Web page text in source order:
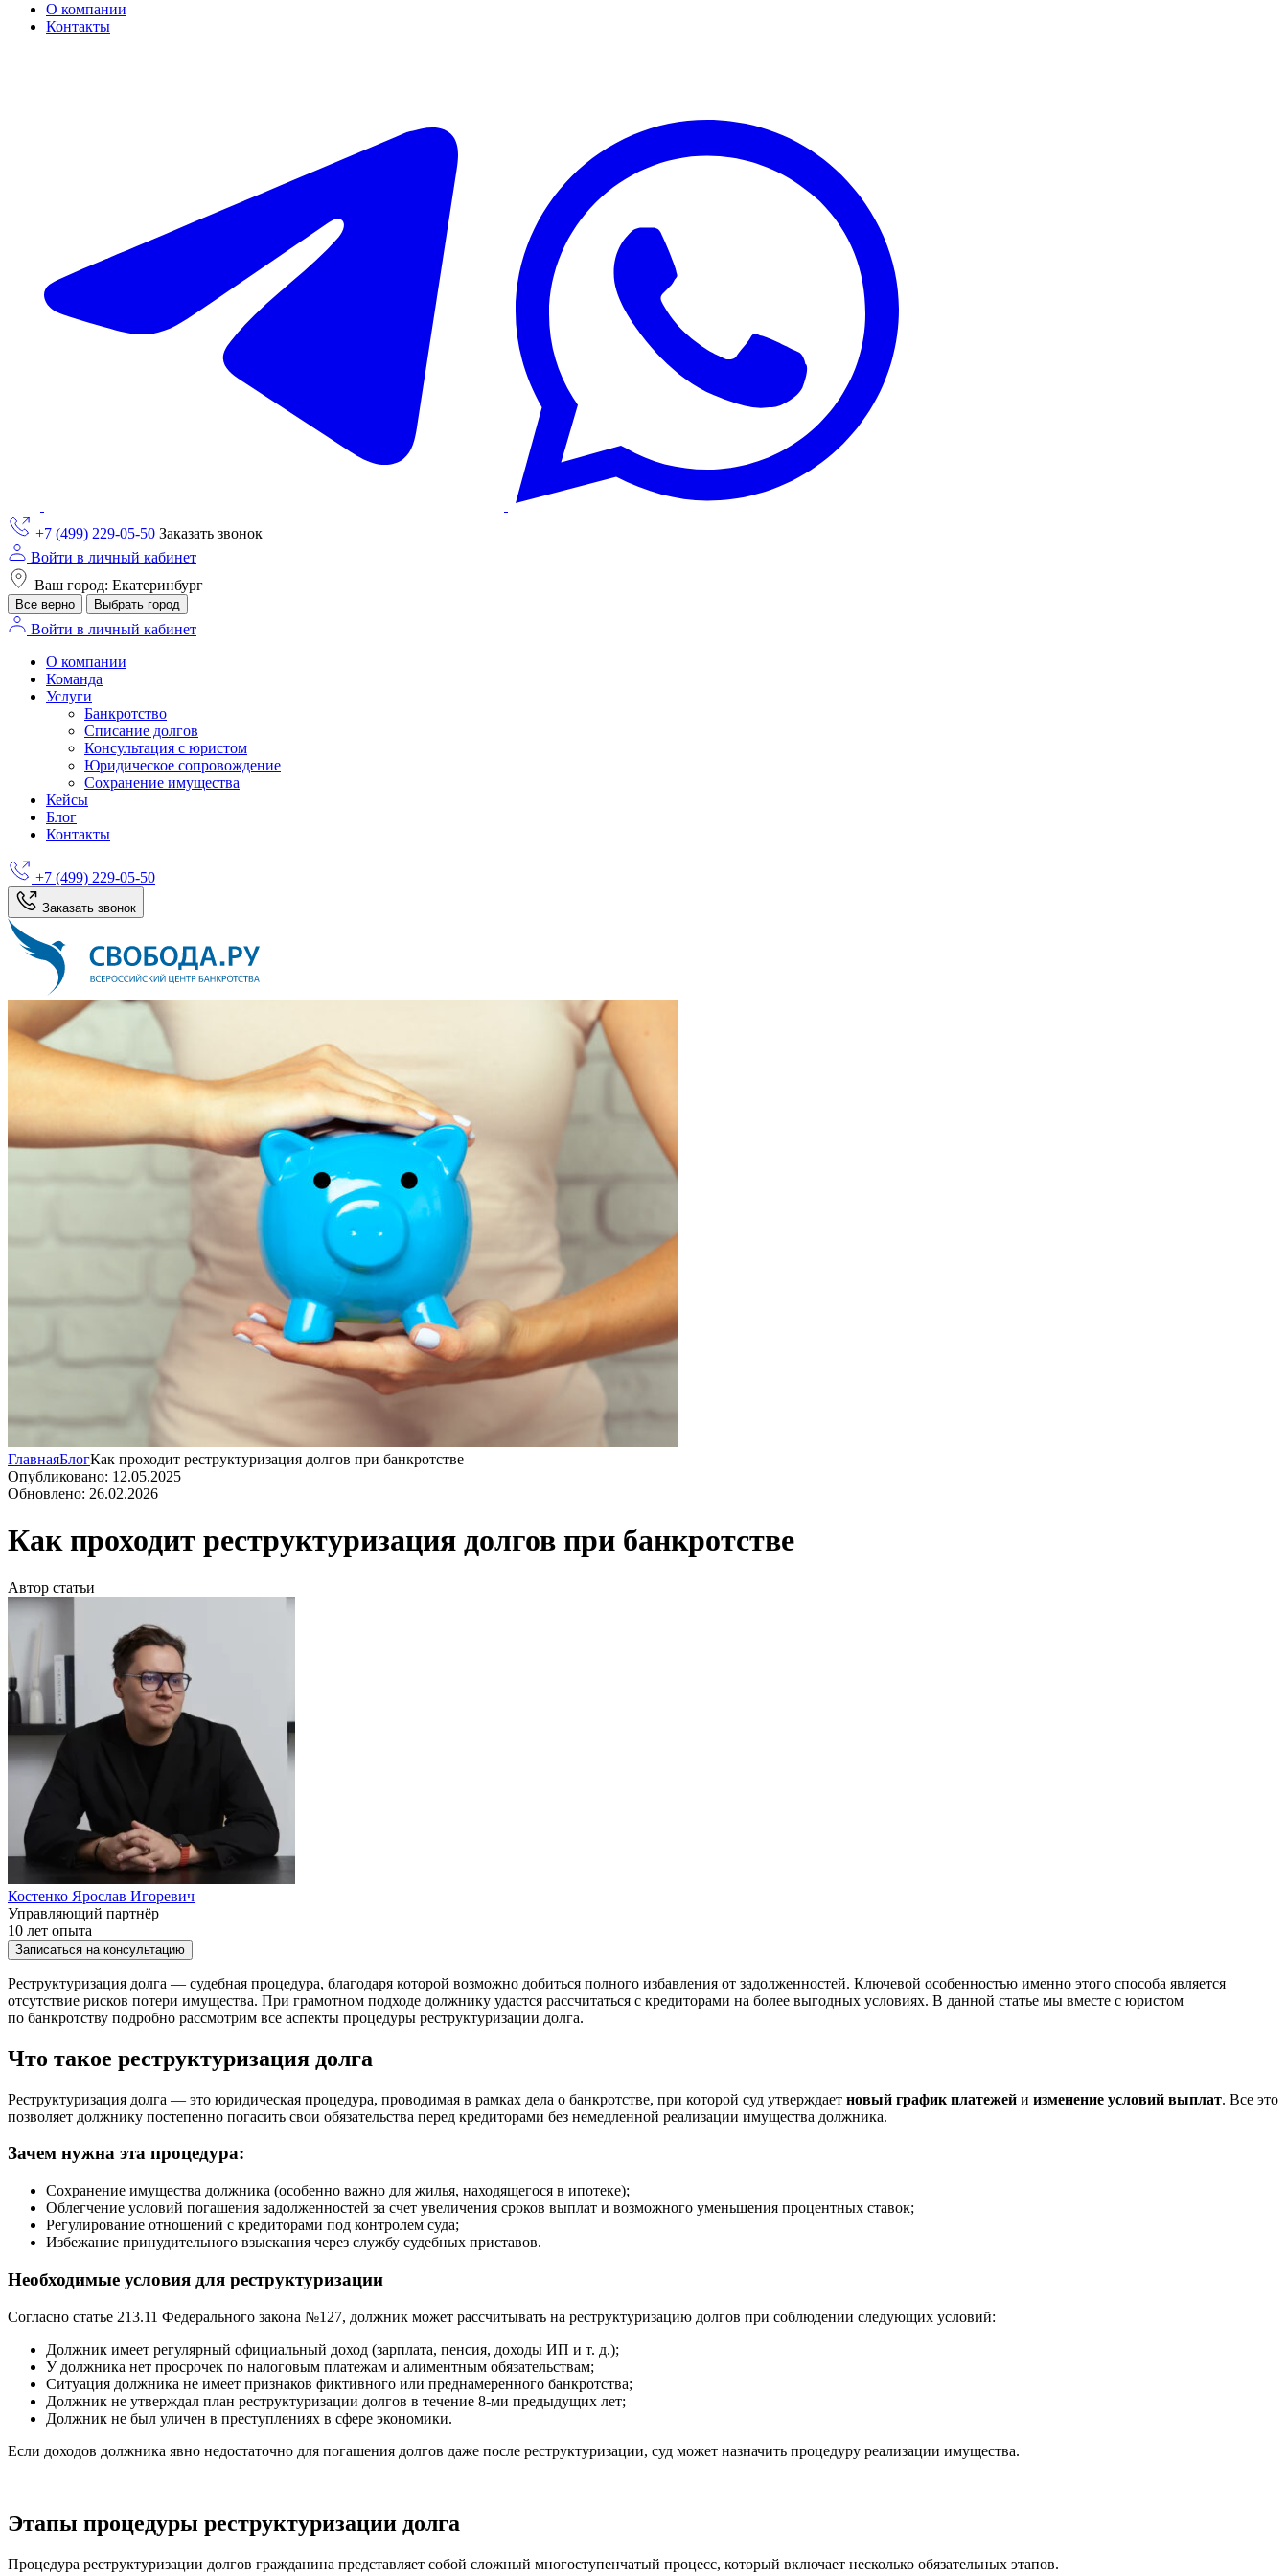
О компании
Контакты
+7 (499) 229-05-50 Заказать звонок
Войти в личный кабинет
Ваш город: Екатеринбург
Все верно Выбрать город
Войти в личный кабинет
О компании
Команда
Услуги
Банкротство
Списание долгов
Консультация с юристом
Юридическое сопровождение
Сохранение имущества
Кейсы
Блог
Контакты
+7 (499) 229-05-50
Заказать звонок
ГлавнаяБлогКак проходит реструктуризация долгов при банкротстве
Опубликовано: 12.05.2025
Обновлено: 26.02.2026
Как проходит реструктуризация долгов при банкротстве
Автор статьи
Костенко Ярослав Игоревич
Управляющий партнёр
10 лет опыта
Записаться на консультацию
Реструктуризация долга — судебная процедура, благодаря которой возможно добиться полного избавления от задолженностей. Ключевой особенностью именно этого способа является
отсутствие рисков потери имущества. При грамотном подходе должнику удастся рассчитаться с кредиторами на более выгодных условиях. В данной статье мы вместе с юристом
по банкротству подробно рассмотрим все аспекты процедуры реструктуризации долга.
Что такое реструктуризация долга
Реструктуризация долга — это юридическая процедура, проводимая в рамках дела о банкротстве, при которой суд утверждает новый график платежей и изменение условий выплат. Все это
позволяет должнику постепенно погасить свои обязательства перед кредиторами без немедленной реализации имущества должника.
Зачем нужна эта процедура:
Сохранение имущества должника (особенно важно для жилья, находящегося в ипотеке);
Облегчение условий погашения задолженностей за счет увеличения сроков выплат и возможного уменьшения процентных ставок;
Регулирование отношений с кредиторами под контролем суда;
Избежание принудительного взыскания через службу судебных приставов.
Необходимые условия для реструктуризации
Согласно статье 213.11 Федерального закона №127, должник может рассчитывать на реструктуризацию долгов при соблюдении следующих условий:
Должник имеет регулярный официальный доход (зарплата, пенсия, доходы ИП и т. д.);
У должника нет просрочек по налоговым платежам и алиментным обязательствам;
Ситуация должника не имеет признаков фиктивного или преднамеренного банкротства;
Должник не утверждал план реструктуризации долгов в течение 8-ми предыдущих лет;
Должник не был уличен в преступлениях в сфере экономики.
Если доходов должника явно недостаточно для погашения долгов даже после реструктуризации, суд может назначить процедуру реализации имущества.
Этапы процедуры реструктуризации долга
Процедура реструктуризации долгов гражданина представляет собой сложный многоступенчатый процесс, который включает несколько обязательных этапов.